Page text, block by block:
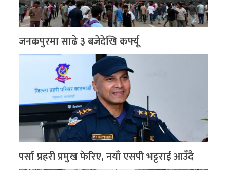
जनकपुरमा साढे ३ बजेदेखि कर्फ्यू
पर्सा प्रहरी प्रमुख फेरिए, नयाँ एसपी भट्टराई आउँदै